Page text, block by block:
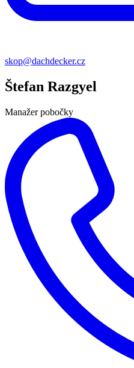
skop@dachdecker.cz
Štefan Razgyel
Manažer pobočky